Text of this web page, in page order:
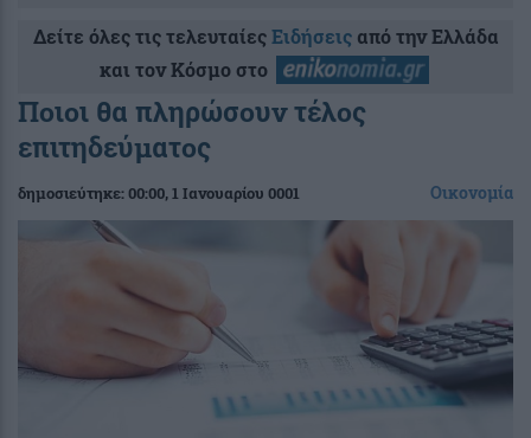
Δείτε όλες τις τελευταίεςΕιδήσειςαπό την Ελλάδα
και τον Κόσμο στο
Ποιοι θα πληρώσουν τέλος
επιτηδεύματος
δημοσιεύτηκε:00:00, 1 Ιανουαρίου 0001 Οικονομία